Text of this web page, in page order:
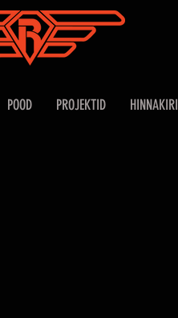
POOD PROJEKTID HINNAKIRI